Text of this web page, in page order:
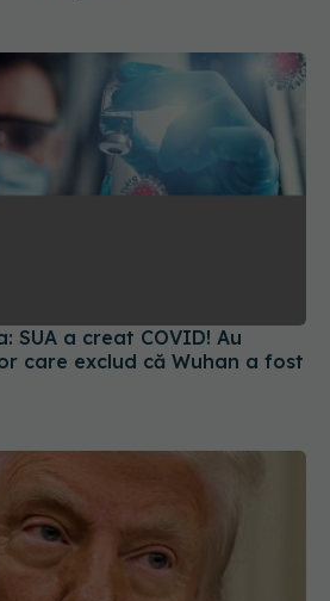
SUA a creat COVID! Au
care exclud că Wuhan a fost